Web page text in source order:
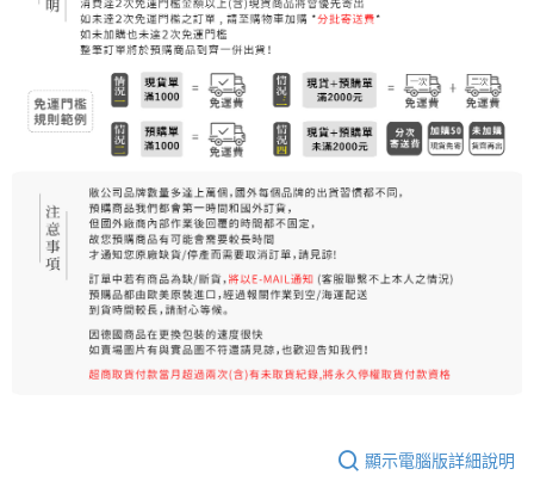
顯示電腦版詳細說明